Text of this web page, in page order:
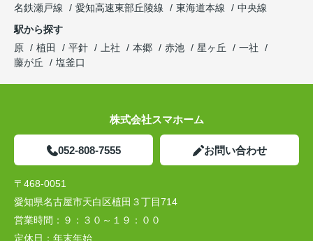
名鉄瀬戸線
愛知高速東部丘陵線 東海道本線
中央線
駅から探す
原
植田 平針 上社 本郷 赤池 星ヶ丘
一社
藤が丘
塩釜口
株式会社スマホーム
052-808-7555 お問い合わせ
〒468-0051
愛知県名古屋市天白区植田３丁目714
営業時間： ９：３０～１９：００
定休日： 年末年始